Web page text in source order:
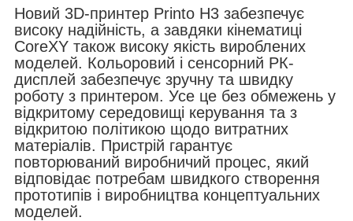
Новий 3D-принтер Printo H3 забезпечує
високу надійність, а завдяки кінематиці
CoreXY також високу якість вироблених
моделей. Кольоровий і сенсорний РК-
дисплей забезпечує зручну та швидку
роботу з принтером. Усе це без обмежень у
відкритому середовищі керування та з
відкритою політикою щодо витратних
матеріалів. Пристрій гарантує
повторюваний виробничий процес, який
відповідає потребам швидкого створення
прототипів і виробництва концептуальних
моделей.